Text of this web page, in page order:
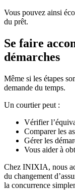
Vous pouvez ainsi
du prêt.
Se faire
démarches
Même si les étapes
demande du temps.
Un courtier peut :
Vérifier
Comparer les
Gérer les
Vous aider à
Chez INIXIA, nous
du changement
la concurrence